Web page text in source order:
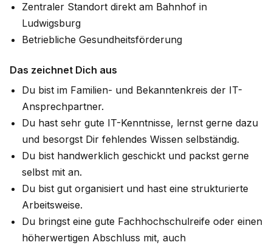
Zentraler Standort direkt am Bahnhof in
Ludwigsburg
Betriebliche Gesundheitsförderung
Das zeichnet Dich aus
Du bist im Familien- und Bekanntenkreis der IT-
Ansprechpartner.
Du hast sehr gute IT-Kenntnisse, lernst gerne dazu
und besorgst Dir fehlendes Wissen selbständig.
Du bist handwerklich geschickt und packst gerne
selbst mit an.
Du bist gut organisiert und hast eine strukturierte
Arbeitsweise.
Du bringst eine gute Fachhochschulreife oder einen
höherwertigen Abschluss mit, auch